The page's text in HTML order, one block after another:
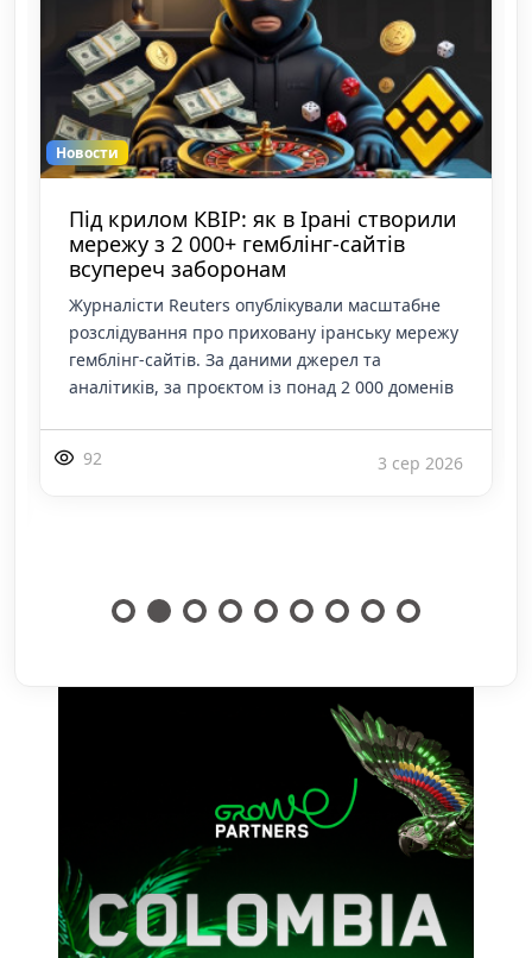
Новости
Google Ads змінює правила
сертифікації гемблінгу з 26 серпня
Google Ads офіційно оголосив про глобальне
оновлення політики Gambling and Games
Policy. Зміни набудуть чинності 26 серпня 2026
року і торкнуться абсолютно всіх рекламода
127 27 лип 2026